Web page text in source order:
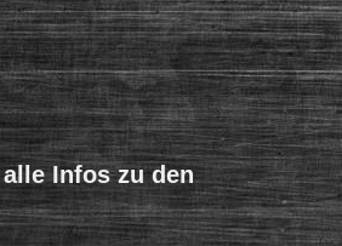
Infos zu den